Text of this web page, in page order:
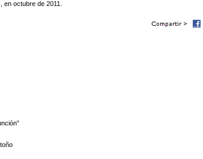
octubre de 2011.